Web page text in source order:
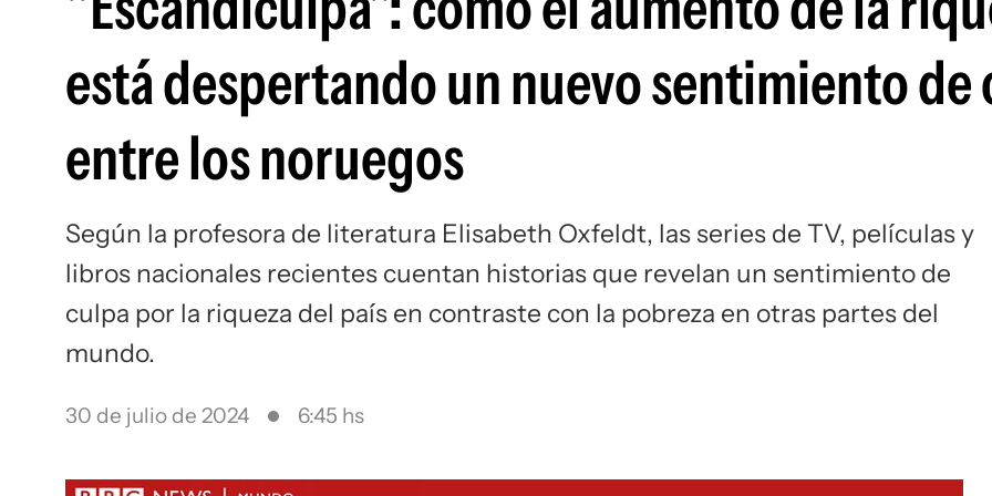
está despertando un nuevo sentimiento de
entre los noruegos
Según la profesora de literatura Elisabeth Oxfeldt, las series de TV, películas y
libros nacionales recientes cuentan historias que revelan un sentimiento de
culpa por la riqueza del país en contraste con la pobreza en otras partes del
mundo.
30 de julio de 2024 6:45 hs